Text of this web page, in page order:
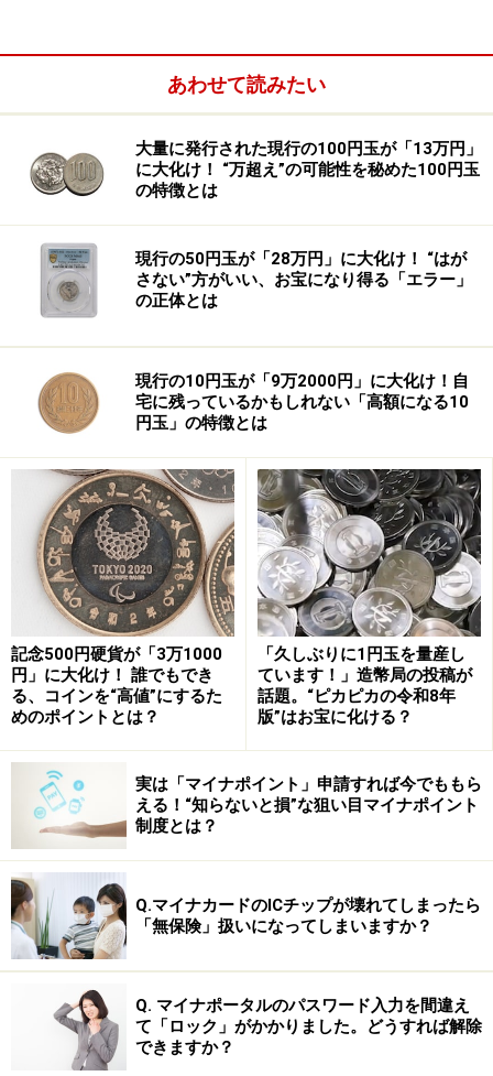
シングルマザーで息子はすでに独立
を知りました。身寄りがなく、自身の死後を託す人がい
ないおひとりさまが取り組む終活のことだとか。
息子が1歳のときに夫を事故で亡くしてから、シングル
マザーとして一人息子を育ててきた須美さんは、「自分
の死後を託す人がいない」という点では当てはまりませ
んが、「おひとりさまが取り組む終活」はまさに自分の
ことだと思いました。
周囲との違和感
社会に出て働くようになってから、須美さんは周囲との
違和感を抱き続けてきました。
出社時間にたびたび遅刻してしまったり、部屋の片づけ
が苦手でいつもものがちらかっていたりと、社会で生き
ていくうえでの基本的なことが自分には難しいというこ
とを感じるようになりました。
あわせて読みたい
大量に発行された現行の100円玉が「13万円」
に大化け！ “万超え”の可能性を秘めた100円玉
の特徴とは
現行の50円玉が「28万円」に大化け！ “はが
さない”方がいい、お宝になり得る「エラー」
の正体とは
現行の10円玉が「9万2000円」に大化け！自
宅に残っているかもしれない「高額になる10
円玉」の特徴とは
記念500円硬貨が「3万1000
円」に大化け！ 誰でもでき
る、コインを“高値”にするた
めのポイントとは？
「久しぶりに1円玉を量産し
ています！」造幣局の投稿が
話題。“ピカピカの令和8年
版”はお宝に化ける？
実は「マイナポイント」申請すれば今でももら
える！“知らないと損”な狙い目マイナポイント
制度とは？
Q.マイナカードのICチップが壊れてしまったら
「無保険」扱いになってしまいますか？
Q. マイナポータルのパスワード入力を間違え
て「ロック」がかかりました。どうすれば解除
できますか？